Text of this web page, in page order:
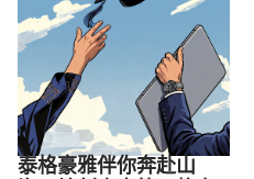
泰格豪雅伴你奔赴山